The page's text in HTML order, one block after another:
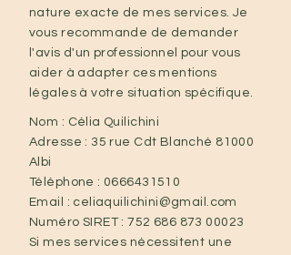
nature exacte de mes services. Je
vous recommande de demander
l'avis d'un professionnel pour vous
aider à adapter ces mentions
légales à votre situation spécifique.
Nom : Célia Quilichini
Adresse : 35 rue Cdt Blanché 81000
Albi
Téléphone : 0666431510
Email : celiaquilichini@gmail.com
Numéro SIRET : 752 686 873 00023
Si mes services nécessitent une